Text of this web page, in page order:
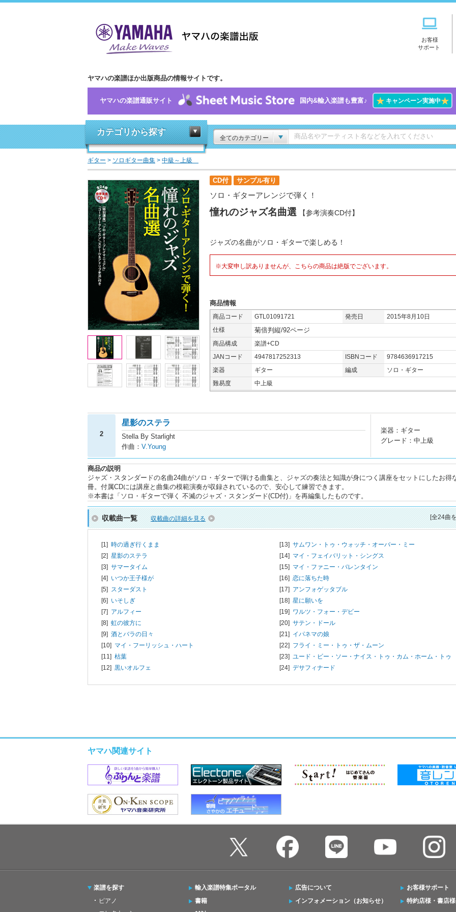
お客様
サポート
ヤマハの楽譜ほか出版商品の情報サイトです。
ヤマハの楽譜通販サイト 国内&輸入楽譜も豊富♪ ★キャンペーン実施中★
カテゴリから探す
全てのカテゴリー
ギター > ソロギター曲集 > 中級～上級
CD付 サンプル有り
ソロ・ギターアレンジで弾く！
憧れのジャズ名曲選 【参考演奏CD付】
ジャズの名曲がソロ・ギターで楽しめる！
※大変申し訳ありませんが、こちらの商品は絶版でございます。
商品情報
商品コード GTL01091721 発売日
2015年8月10日
仕様
菊倍判縦/92ページ
商品構成
楽譜+CD
JANコード
4947817252313 ISBNコード
9784636917215
楽器
ギター 編成
ソロ・ギター
難易度
中上級
2
星影のステラ
Stella By Starlight
作曲： V.Young
楽器：ギター
グレード：中上級
商品の説明
ジャズ・スタンダードの名曲24曲がソロ・ギターで弾ける曲集と、ジャズの奏法と知識が身につく講座をセットにしたお得
冊。付属CDには講座と曲集の模範演奏が収録されているので、安心して練習できます。
※本書は「ソロ・ギターで弾く 不滅のジャズ・スタンダード(CD付)」を再編集したものです。
収載曲一覧 収載曲の詳細を見る [全24曲
[1] 時の過ぎ行くまま
[2] 星影のステラ
[3] サマータイム
[4] いつか王子様が
[5] スターダスト
[6] いそしぎ
[7] アルフィー
[8] 虹の彼方に
[9] 酒とバラの日々
[10] マイ・フーリッシュ・ハート
[11] 枯葉
[12] 黒いオルフェ
[13] サムワン・トゥ・ウォッチ・オーバー・ミー
[14] マイ・フェイバリット・シングス
[15] マイ・ファニー・バレンタイン
[16] 恋に落ちた時
[17] アンフォゲッタブル
[18] 星に願いを
[19] ワルツ・フォー・デビー
[20] サテン・ドール
[21] イパネマの娘
[22] フライ・ミー・トゥ・ザ・ムーン
[23] ユード・ビー・ソー・ナイス・トゥ・カム・ホーム・トゥ
[24] デサフィナード
ヤマハ関連サイト
楽譜を探す
ピアノ
輸入楽譜特集ポータル
書籍
広告について
インフォメーション（お知らせ）
お客様サポート
特約店様・書店